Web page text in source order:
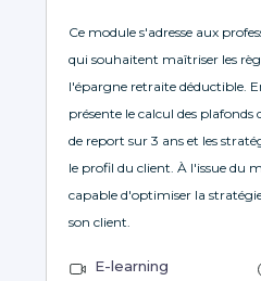
Ce module s'adresse aux
qui souhaitent maîtriser les
l'épargne retraite déductible.
présente le calcul des plafonds
de report sur 3 ans et les
le profil du client. À l'issue du
capable d'optimiser la
son client.
E-learning